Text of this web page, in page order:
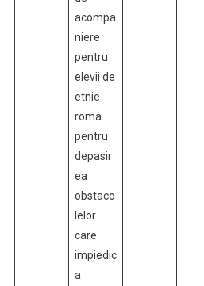
acompa
niere
pentru
elevii de
etnie
roma
pentru
depasir
ea
obstaco
lelor
care
impiedic
a